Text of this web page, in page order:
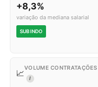
+8,3%
variação da mediana salarial
SUBINDO
📈
VOLUME CONTRATAÇÕES
I